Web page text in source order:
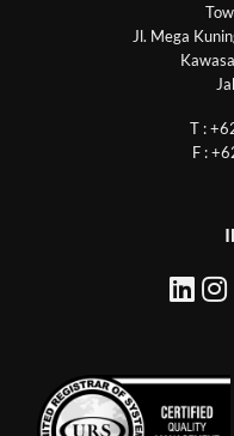
Jl. Mega
T :
F :